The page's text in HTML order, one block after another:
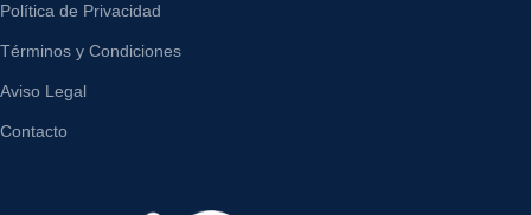
Política de Privacidad
Términos y Condiciones
Aviso Legal
Contacto